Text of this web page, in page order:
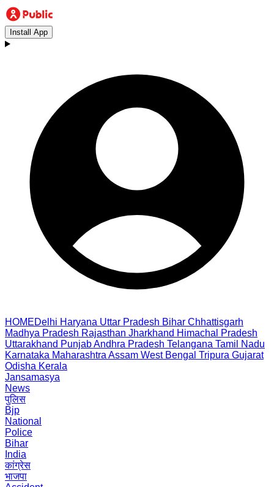
Install App
HOMEDelhi Haryana Uttar Pradesh Bihar Chhattisgarh
Madhya Pradesh Rajasthan Jharkhand Himachal Pradesh
Uttarakhand PunjabAndhra Pradesh Telangana Tamil Nadu
Karnataka Maharashtra Assam West Bengal Tripura Gujarat
Odisha Kerala
Jansamasya
News
पुलिस
Bjp
National
Police
Bihar
India
कांग्रेस
भाजपा